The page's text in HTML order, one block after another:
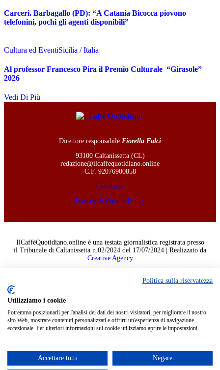
Carceri. Barbagallo (PD): “A Catania Bicocca piovono
telefonini, pochi gli agenti disponibili”
Cultura ed EventiSicilia / Italia
Al professor Francesco Pira il Premio Culturale “Girasole”
2026
Vedi Di Più
Direttore responsabile Fiorella Falci
93100 Caltanissetta (CL)
redazione@ilcaffequotidiano.online
C.F. 92076900858
Chi siamo
Privacy & Cookie Policy
IlCaffèQuotidiano.online è una testata giornalistica registrata presso
il Tribunale di Caltanissetta n.02/2024 del 17/07/2024 | Realizzato da
Creative Agency
Sign in to your account
Nome utente o indirizzo email
Ricordami
Politica sulla riservatezza
Utilizziamo i cookie
Potremmo posizionarli per l'analisi dei dati dei nostri visitatori, per migliorare il nostro
sito Web, mostrare contenuti personalizzati e offrirti un'esperienza di navigazione
eccezionale. Per ulteriori informazioni sui cookie utilizziamo aprire le impostazioni.
Accettare tutti Negare